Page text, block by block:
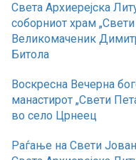
Света Архиерејска
соборниот храм „Свети
Великомаченик
Битола
Воскресна Вечерна
манастирот „Свети
во село Црнеец
Раѓање на Свети